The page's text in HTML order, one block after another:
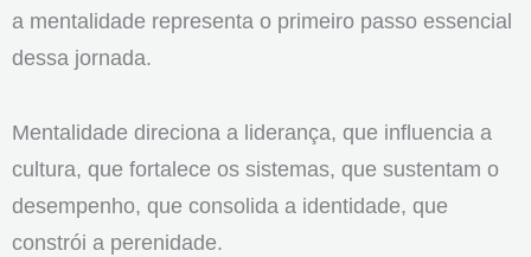
a mentalidade representa o primeiro passo essencial
dessa jornada.
Mentalidade direciona a liderança, que influencia a
cultura, que fortalece os sistemas, que sustentam o
desempenho, que consolida a identidade, que
constrói a perenidade.